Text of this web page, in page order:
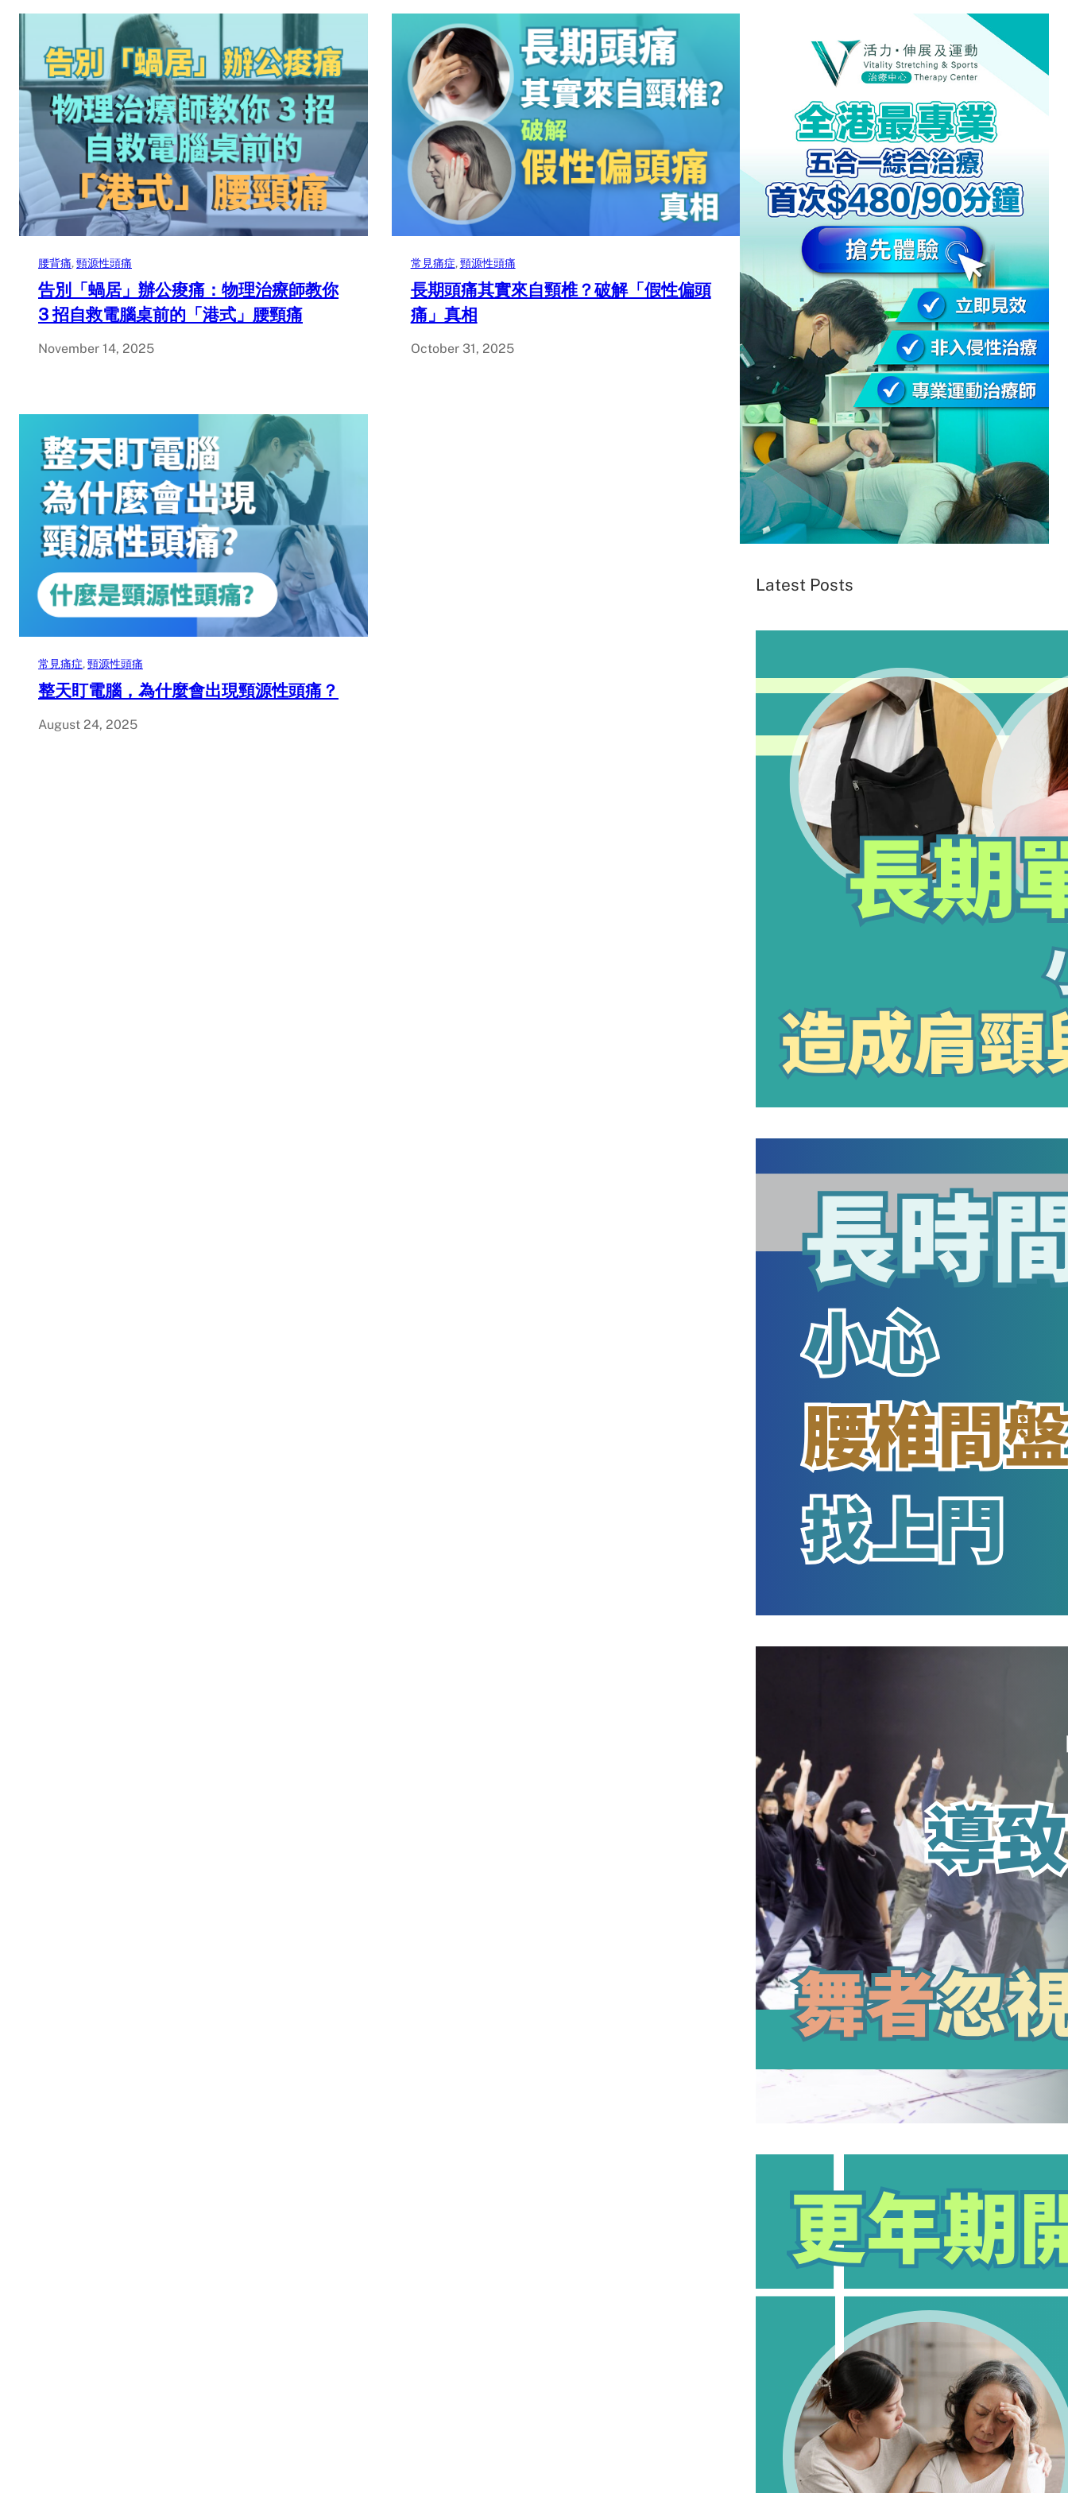
腰背痛, 頸源性頭痛
告別「蝸居」辦公痠痛：物理治療師教你
3 招自救電腦桌前的「港式」腰頸痛
November 14, 2025
常見痛症, 頸源性頭痛
長期頭痛其實來自頸椎？破解「假性偏頭
痛」真相
October 31, 2025
常見痛症, 頸源性頭痛
整天盯電腦，為什麼會出現頸源性頭痛？
August 24, 2025
Latest Posts
長期單側背包，小心造成肩頸與脊椎不
平衡
March 22, 2026 .
長時間搬重物，小心腰椎間盤突出找上
門
March 20, 2026
長時間排練導致的膝踝疼痛：舞者不可
忽視的早期警訊
March 18, 2026
更年期開始關節痛？專家解析荷爾蒙變
化與舒緩方法
March 16, 2026.